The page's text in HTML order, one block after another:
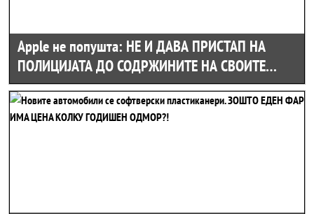
Apple не попушта: НЕ И ДАВА ПРИСТАП НА
ПОЛИЦИЈАТА ДО СОДРЖИНИТЕ НА СВОИТЕ
КЛИЕНТИ